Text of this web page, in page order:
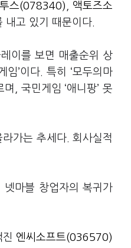
스(078340)
액토즈소
내고 있기 때문이다.
이를 보면 매출순위 상
’이다. 특히 ‘모두의마
, 국민게임 ‘애니팡’ 못
가는 추세다. 회사실적
마블 창업자의 복귀가
엔씨소프트(036570)